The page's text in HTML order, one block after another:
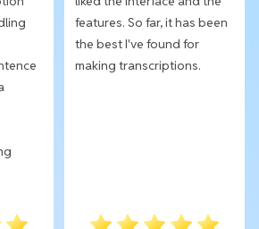
features. So far, it has been
the best I've found for
making transcriptions.